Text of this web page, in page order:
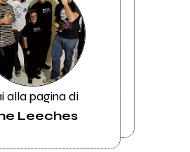
alla pagina di
Leeches